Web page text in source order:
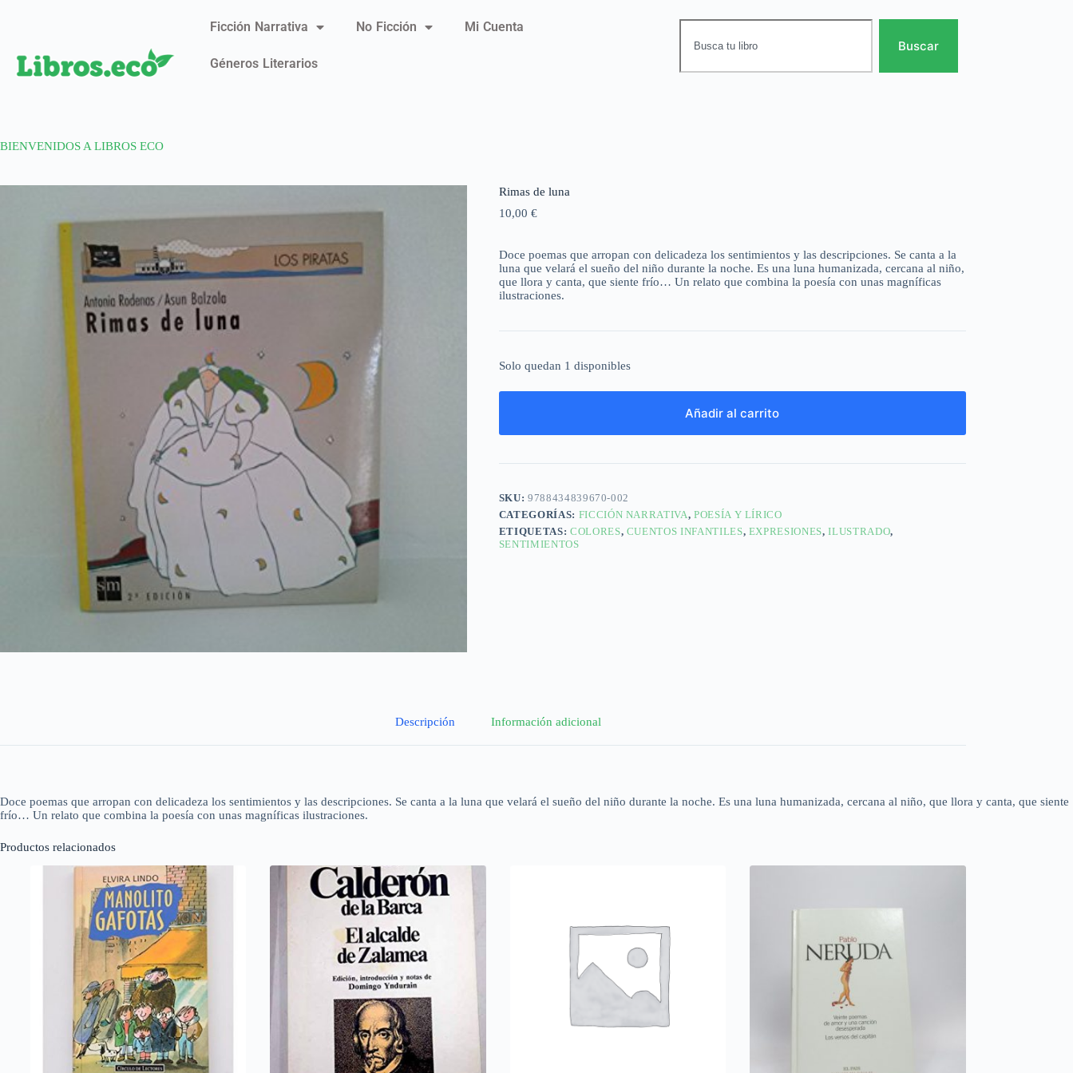
Ficción Narrativa No Ficción Mi Cuenta
Géneros Literarios
Buscar
BIENVENIDOS A LIBROS ECO
Rimas de luna
10,00 €
Doce poemas que arropan con delicadeza los sentimientos y las descripciones. Se canta a la
luna que velará el sueño del niño durante la noche. Es una luna humanizada, cercana al niño,
que llora y canta, que siente frío… Un relato que combina la poesía con unas magníficas
ilustraciones.
Solo quedan 1 disponibles
Añadir al carrito
SKU:9788434839670-002
CATEGORÍAS: FICCIÓN NARRATIVA, POESÍA Y LÍRICO
ETIQUETAS: COLORES, CUENTOS INFANTILES, EXPRESIONES,ILUSTRADO,
SENTIMIENTOS
Descripción Información adicional
Doce poemas que arropan con delicadeza los sentimientos y las descripciones. Se canta a la luna que velará el sueño del niño durante la noche. Es una luna humanizada, cercana al niño, que llora y canta, que siente
frío… Un relato que combina la poesía con unas magníficas ilustraciones.
Productos relacionados